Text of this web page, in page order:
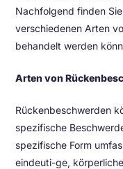
Nachfolgend finden
verschiedenen Arten
behandelt werden
Arten von
Rückenbeschwerden
spezifische
spezifische Form
eindeuti-ge,